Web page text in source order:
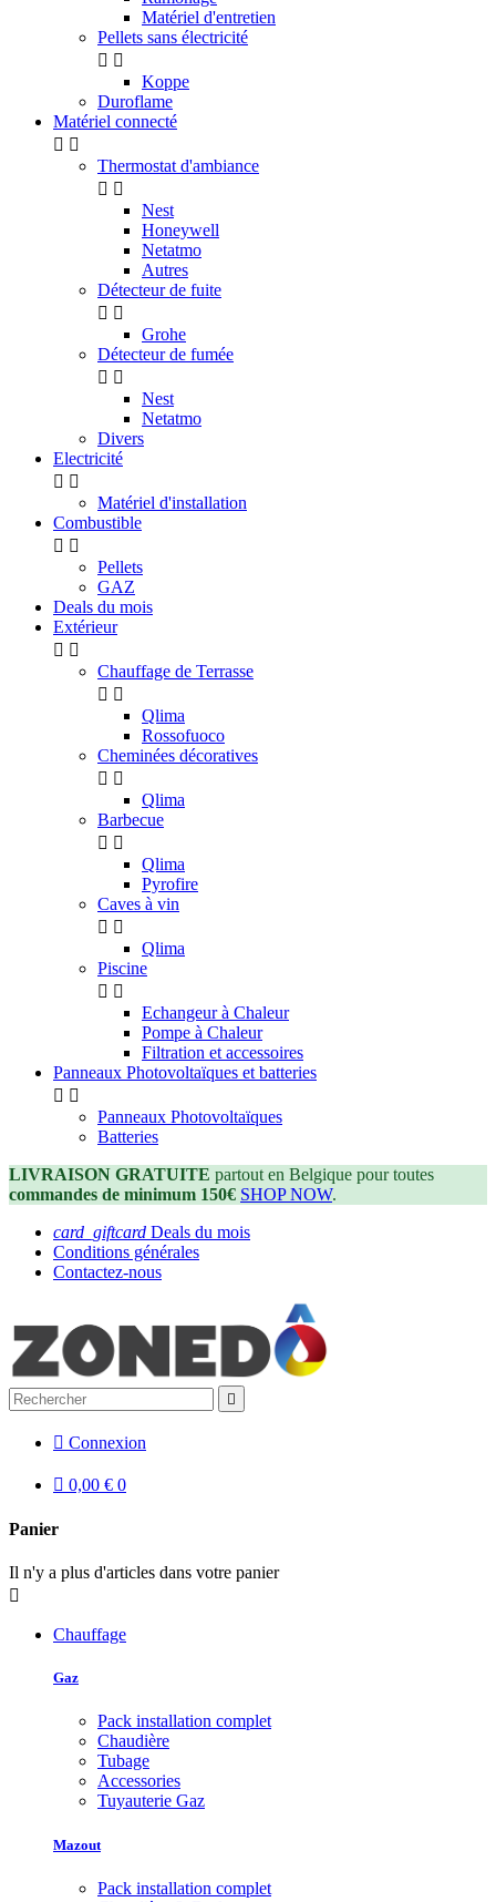
Matériel d'entretien
Pellets sans électricité
 
Koppe
Duroflame
Matériel connecté
 
Thermostat d'ambiance
 
Nest
Honeywell
Netatmo
Autres
Détecteur de fuite
 
Grohe
Détecteur de fumée
 
Nest
Netatmo
Divers
Electricité
 
Matériel d'installation
Combustible
 
Pellets
GAZ
Deals du mois
Extérieur
 
Chauffage de Terrasse
 
Qlima
Rossofuoco
Cheminées décoratives
 
Qlima
Barbecue
 
Qlima
Pyrofire
Caves à vin
 
Qlima
Piscine
 
Echangeur à Chaleur
Pompe à Chaleur
Filtration et accessoires
Panneaux Photovoltaïques et batteries
 
Panneaux Photovoltaïques
Batteries
LIVRAISON GRATUITE partout en Belgique pour toutes
commandes de minimum 150€ SHOP NOW.
card_giftcard Deals du mois
Conditions générales
Contactez-nous

 Connexion
 0,00 € 0
Panier
Il n'y a plus d'articles dans votre panier

Chauffage
Gaz
Pack installation complet
Chaudière
Tubage
Accessories
Tuyauterie Gaz
Mazout
Pack installation complet